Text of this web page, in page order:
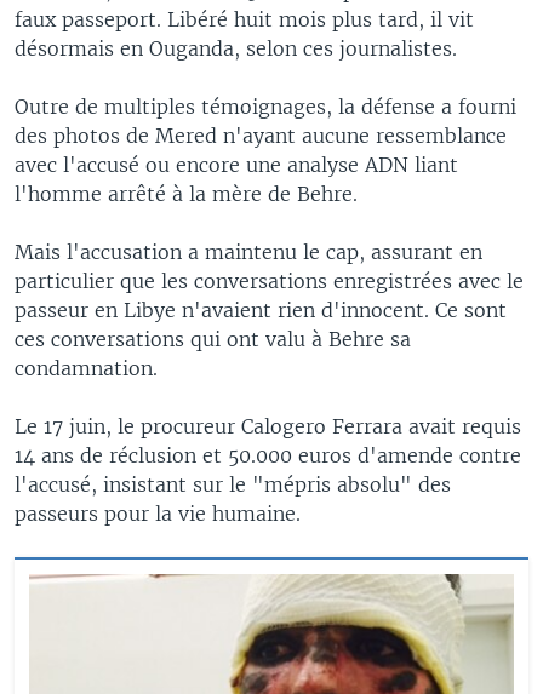
faux passeport. Libéré huit mois plus tard, il vit
désormais en Ouganda, selon ces journalistes.
Outre de multiples témoignages, la défense a fourni
des photos de Mered n'ayant aucune ressemblance
avec l'accusé ou encore une analyse ADN liant
l'homme arrêté à la mère de Behre.
Mais l'accusation a maintenu le cap, assurant en
particulier que les conversations enregistrées avec le
passeur en Libye n'avaient rien d'innocent. Ce sont
ces conversations qui ont valu à Behre sa
condamnation.
Le 17 juin, le procureur Calogero Ferrara avait requis
14 ans de réclusion et 50.000 euros d'amende contre
l'accusé, insistant sur le "mépris absolu" des
passeurs pour la vie humaine.